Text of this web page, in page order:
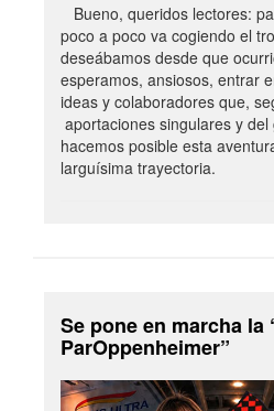
Bueno, queridos lectores:
poco a poco va cogiendo el
deseábamos desde que
esperamos, ansiosos, entrar
ideas y colaboradores que,
aportaciones singulares y
hacemos posible esta
larguísima trayectoria.
Se pone en marcha la
ParOppenheimer”